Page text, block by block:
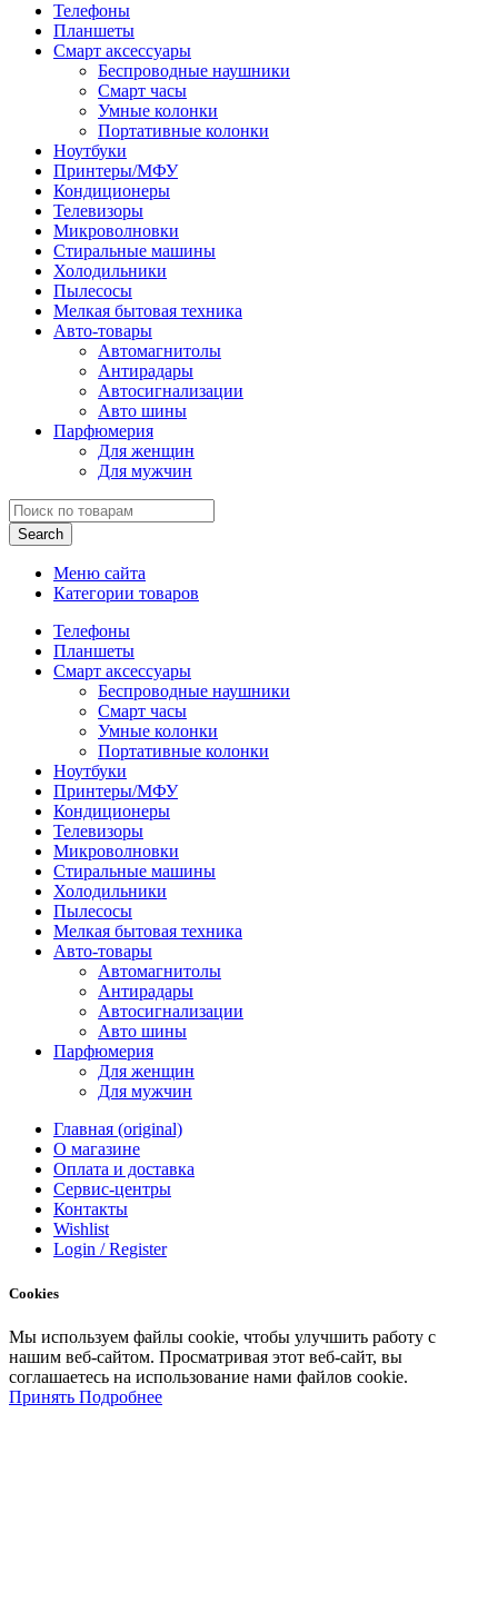
Телефоны
Планшеты
Смарт аксессуары
Беспроводные наушники
Смарт часы
Умные колонки
Портативные колонки
Ноутбуки
Принтеры/МФУ
Кондиционеры
Телевизоры
Микроволновки
Стиральные машины
Холодильники
Пылесосы
Мелкая бытовая техника
Авто-товары
Автомагнитолы
Антирадары
Автосигнализации
Авто шины
Парфюмерия
Для женщин
Для мужчин
Search
Меню сайта
Категории товаров
Телефоны
Планшеты
Смарт аксессуары
Беспроводные наушники
Смарт часы
Умные колонки
Портативные колонки
Ноутбуки
Принтеры/МФУ
Кондиционеры
Телевизоры
Микроволновки
Стиральные машины
Холодильники
Пылесосы
Мелкая бытовая техника
Авто-товары
Автомагнитолы
Антирадары
Автосигнализации
Авто шины
Парфюмерия
Для женщин
Для мужчин
Главная (original)
О магазине
Оплата и доставка
Сервис-центры
Контакты
Wishlist
Login / Register
Cookies
Мы используем файлы cookie, чтобы улучшить работу с
нашим веб-сайтом. Просматривая этот веб-сайт, вы
соглашаетесь на использование нами файлов cookie.
Принять Подробнее